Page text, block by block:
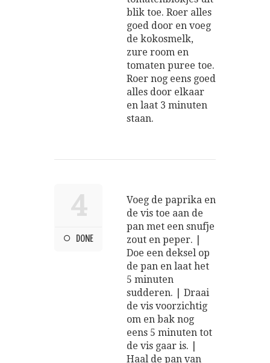
blik toe. Roer alles
goed door en voeg
de kokosmelk,
zure room en
tomaten puree toe.
Roer nog eens goed
alles door elkaar
en laat 3 minuten
staan.
4
DONE
Voeg de paprika en
de vis toe aan de
pan met een snufje
zout en peper. |
Doe een deksel op
de pan en laat het
5 minuten
sudderen. | Draai
de vis voorzichtig
om en bak nog
eens 5 minuten tot
de vis gaar is. |
Haal de pan van